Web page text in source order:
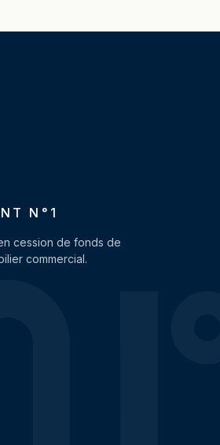
N°1
cession de fonds de
commercial.